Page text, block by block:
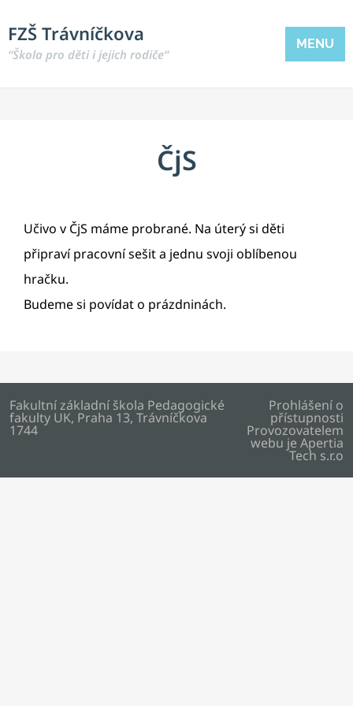
FZŠ Trávníčkova
“Škola pro děti i jejich rodiče“
MENU
ČjS
Učivo v ČjS máme probrané. Na úterý si děti
připraví pracovní sešit a jednu svoji oblíbenou
hračku.
Budeme si povídat o prázdninách.
Fakultní základní škola Pedagogické
fakulty UK, Praha 13, Trávníčkova
1744
Prohlášení o
přístupnosti
Provozovatelem
webu je Apertia
Tech s.r.o